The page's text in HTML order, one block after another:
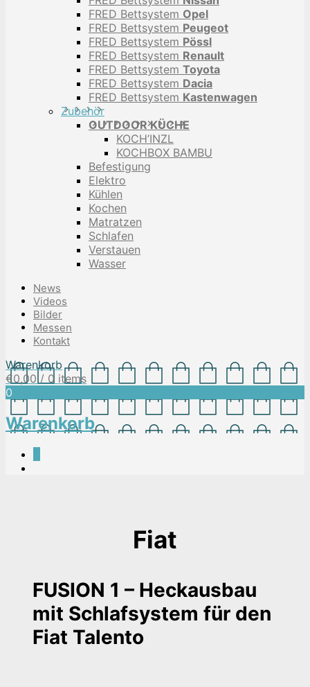
FRED Bettsystem Opel
FRED Bettsystem Peugeot
FRED Bettsystem Pössl
FRED Bettsystem Renault
FRED Bettsystem Toyota
FRED Bettsystem Dacia
FRED Bettsystem Kastenwagen
Zubehör
OUTDOOR KÜCHE
KOCH’INZL
KOCHBOX BAMBU
Befestigung
Elektro
Kühlen
Kochen
Matratzen
Schlafen
Verstauen
Wasser
News
Videos
Bilder
Messen
Kontakt
Warenkorb
€0,00 / 0 items
0
Warenkorb
Fiat
FUSION 1 – Heckausbau
mit Schlafsystem für den
Fiat Talento